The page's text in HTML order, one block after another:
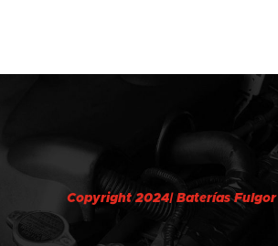
Copyright 2024| Baterías Fulgor